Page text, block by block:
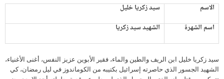
الاسم
سيد زكريا خليل
اسم الشهرة
الشهيد سيد زكريا
سيد زكريا خليل ابن الريف والطين والماء، فقير الأبوين عزيز النفس، أغنى الأغنياء،
الشهيد الجسور الذي حاصرته إسرائيل بكتيبه من الكوماندوز في ليل رمضان، كي